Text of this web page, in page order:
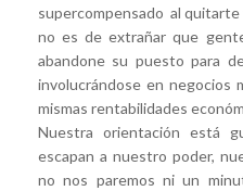
supercompensado al
no es de extrañar que
abandone su puesto para
involucrándose en negocios
mismas rentabilidades
Nuestra orientación está
escapan a nuestro poder,
no nos paremos ni un